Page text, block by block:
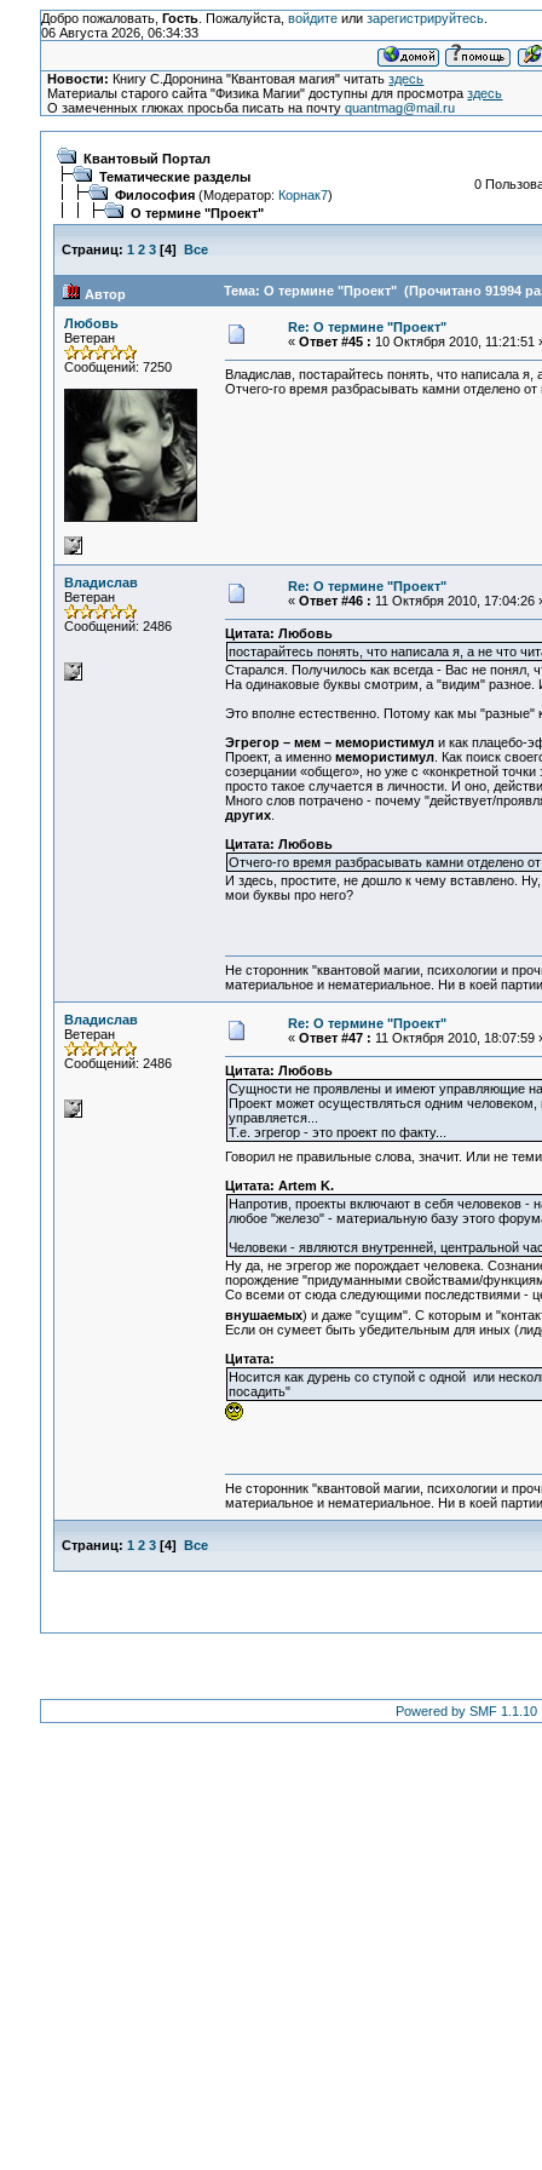
Добро пожаловать, Гость. Пожалуйста, войдитеили зарегистрируйтесь.
06 Августа 2026, 06:34:33
Новости: Книгу С.Доронина "Квантовая магия" читатьздесь
Материалы старого сайта "Физика Магии" доступны для просмотраздесь
О замеченных глюках просьба писать на почтуquantmag@mail.ru
Квантовый Портал
Тематические разделы
Философия(Модератор: Корнак7)
О термине "Проект"
0
Страниц: 1 2 3[4] Все
Автор Тема: О термине "Проект" (Прочитано 91994
Любовь
Ветеран
Сообщений: 7250
Re: О термине "Проект"
« Ответ #45 : 10 Октября 2010, 11:21:51
Владислав, постарайтесь понять, что написала я,
Отчего-го время разбрасывать камни отделено
Владислав
Ветеран
Сообщений: 2486
Re: О термине "Проект"
« Ответ #46 : 11 Октября 2010, 17:04:26
Цитата: Любовь
постарайтесь понять, что написала я, а не что
Старался. Получилось как всегда - Вас не понял,
На одинаковые буквы смотрим, а "видим"
Это вполне естественно. Потому как мы "разные"
Эгрегор – мем – мемористимули как плацебо-
Проект, а именно мемористимул. Как поиск
созерцании «общего», но уже с «конкретной
просто такое случается в личности. И оно,
Много слов потрачено - почему "действует/
других.
Цитата: Любовь
Отчего-го время разбрасывать камни отделено
И здесь, простите, не дошло к чему вставлено.
мои буквы про него?
Не сторонник "квантовой магии, психологии и
материальное и нематериальное. Ни в коей
Владислав
Ветеран
Сообщений: 2486
Re: О термине "Проект"
« Ответ #47 : 11 Октября 2010, 18:07:59
Цитата: Любовь
Сущности не проявлены и имеют управляющие
Проект может осуществляться одним человеком,
управляется...
Т.е. эгрегор - это проект по факту...
Говорил не правильные слова, значит. Или не
Цитата: Artem K.
Напротив, проекты включают в себя человеков -
любое "железо" - материальную базу этого
Человеки - являются внутренней, центральной
Ну да, не эгрегор же порождает человека.
порождение "придуманными свойствами/
Со всеми от сюда следующими последствиями -
внушаемых) и даже "сущим". С которым и
Если он сумеет быть убедительным для иных
Цитата:
Носится как дурень со ступой с одной или
посадить"
Не сторонник "квантовой магии, психологии и
материальное и нематериальное. Ни в коей
Страниц: 1 2 3[4] Все
Powered by SMF 1.1.10